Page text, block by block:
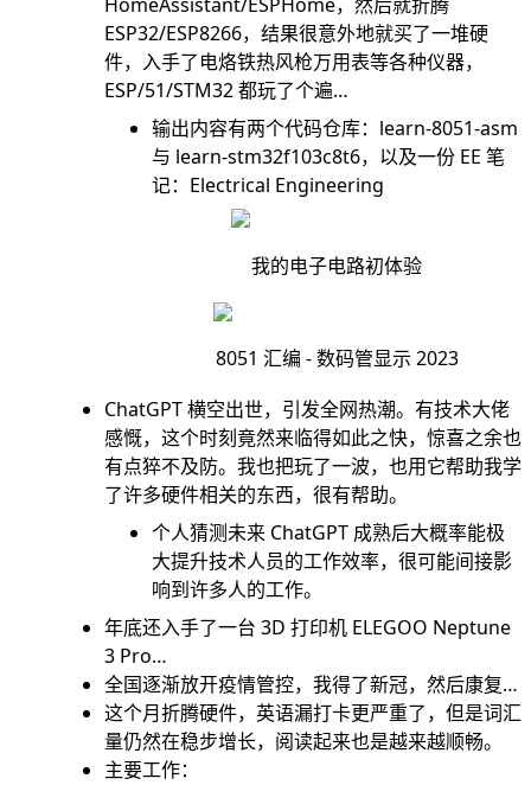
ESP32/ESP8266，结果很意外地就买了一堆硬
件，入手了电烙铁热风枪万用表等各种仪器，
ESP/51/STM32 都玩了个遍…
输出内容有两个代码仓库： learn-8051-asm
与 learn-stm32f103c8t6，以及一份 EE 笔
记： Electrical Engineering
我的电子电路初体验
8051 汇编 - 数码管显示 2023
ChatGPT 横空出世，引发全网热潮。有技术大佬
感慨，这个时刻竟然来临得如此之快，惊喜之余也
有点猝不及防。我也把玩了一波，也用它帮助我学
了许多硬件相关的东西，很有帮助。
个人猜测未来 ChatGPT 成熟后大概率能极
大提升技术人员的工作效率，很可能间接影
响到许多人的工作。
年底还入手了一台 3D 打印机 ELEGOO Neptune
3 Pro…
全国逐渐放开疫情管控，我得了新冠，然后康复…
这个月折腾硬件，英语漏打卡更严重了，但是词汇
量仍然在稳步增长，阅读起来也是越来越顺畅。
主要工作：